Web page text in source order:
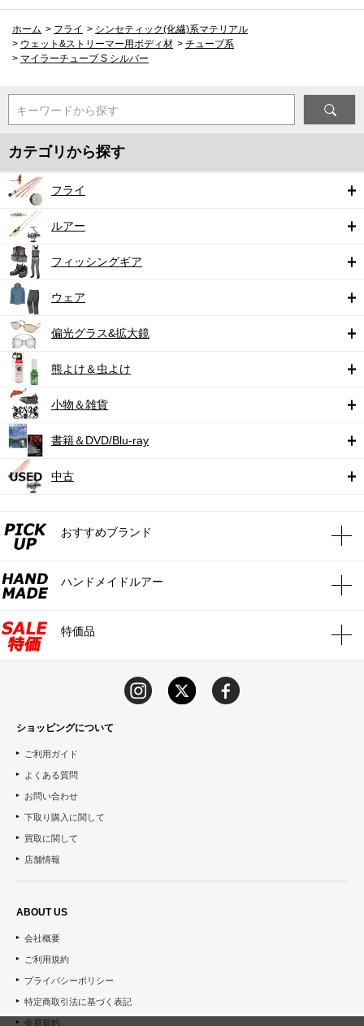
ホーム > フライ > シンセティック(化繊)系マテリアル
> ウェット&ストリーマー用ボディ材 > チューブ系
> マイラーチューブ S シルバー
キーワードから探す
カテゴリから探す
フライ
ルアー
フィッシングギア
ウェア
偏光グラス&拡大鏡
熊よけ＆虫よけ
小物＆雑貨
書籍＆DVD/Blu-ray
中古
おすすめブランド
ハンドメイドルアー
特価品
ショッピングについて
ご利用ガイド
よくある質問
お問い合わせ
下取り購入に関して
買取に関して
店舗情報
ABOUT US
会社概要
ご利用規約
プライバシーポリシー
特定商取引法に基づく表記
会員規約